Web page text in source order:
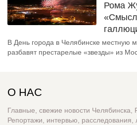
Рома
В День города в Челябинске местную
разбавят престарелые «звезды» из
О НАС
Главные, свежие новости Челябинска,
Репортажи, интервью, расследования,